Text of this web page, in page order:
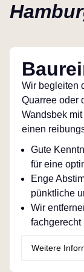
Wir begleiten
Quarree oder
Wandsbek
einen
Gute
für eine
Enge
pünktliche
Wir
fachgerecht
Weitere